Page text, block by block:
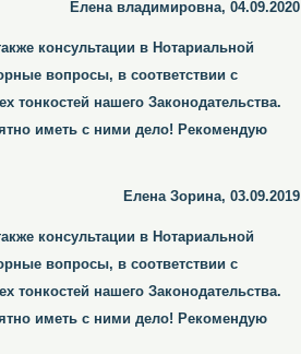
Елена владимировна, 04.09.2020
консультации в Нотариальной
вопросы, в соответствии с
нашего Законодательства.
иметь с ними дело! Рекомендую
Елена Зорина, 03.09.2019
консультации в Нотариальной
вопросы, в соответствии с
нашего Законодательства.
иметь с ними дело! Рекомендую